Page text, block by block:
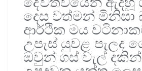
දෙස වත්මන්
ආර්ථික මය
උපැස් යුවළ පැලද
ඔවුන් ගස් වැල්